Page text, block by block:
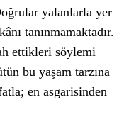
yalanlarla yer
tanınmamaktadır.
ettikleri söylemi
bu yaşam tarzına
en asgarisinden